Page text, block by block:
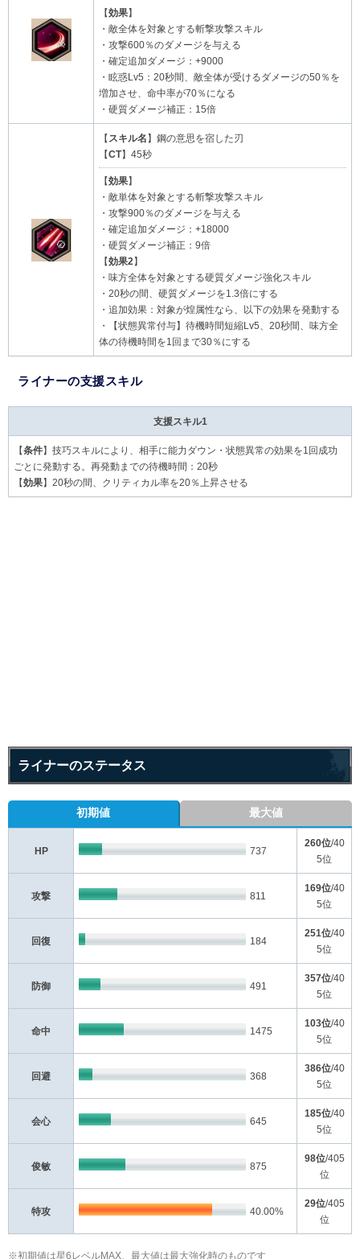
【効果】
・敵全体を対象とする斬撃攻撃スキル
・攻撃600％のダメージを与える
・確定追加ダメージ：+9000
・眩惑Lv5：20秒間、敵全体が受けるダメージの50％を
増加させ、命中率が70％になる
・硬質ダメージ補正：15倍
【 スキル名 】鋼の意思を宿した刃
【CT】45秒
【効果】
・敵単体を対象とする斬撃攻撃スキル
・攻撃900％のダメージを与える
・確定追加ダメージ：+18000
・硬質ダメージ補正：9倍
【効果2 】
・味方全体を対象とする硬質ダメージ強化スキル
・20秒の間、硬質ダメージを1.3倍にする
・追加効果：対象が煌属性なら、以下の効果を発動する
・【状態異常付与】待機時間短縮Lv5、20秒間、味方全
体の待機時間を1回まで30％にする
ライナーの支援スキル
支援スキル1
【条件】技巧スキルにより、相手に能力ダウン・状態異常の効果を1回成功
ごとに発動する。再発動までの待機時間：20秒
【効果】20秒の間、クリティカル率を20％上昇させる
ライナーのステータス
初期値 最大値
HP 737
260位/40
5位
攻撃 811
169位/40
5位
回復 184
251位/40
5位
防御 491
357位/40
5位
命中 1475
103位/40
5位
回避 368
386位/40
5位
会心 645
185位/40
5位
俊敏 875
98位/405
位
特攻 40.00%
29位/405
位
※初期値は星6レベルMAX、最大値は最大強化時のものです